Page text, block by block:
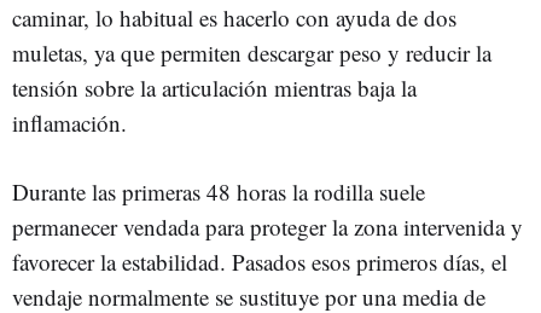
caminar, lo habitual es hacerlo con ayuda de dos
muletas, ya que permiten descargar peso y reducir la
tensión sobre la articulación mientras baja la
inflamación.
Durante las primeras 48 horas la rodilla suele
permanecer vendada para proteger la zona intervenida y
favorecer la estabilidad. Pasados esos primeros días, el
vendaje normalmente se sustituye por una media de